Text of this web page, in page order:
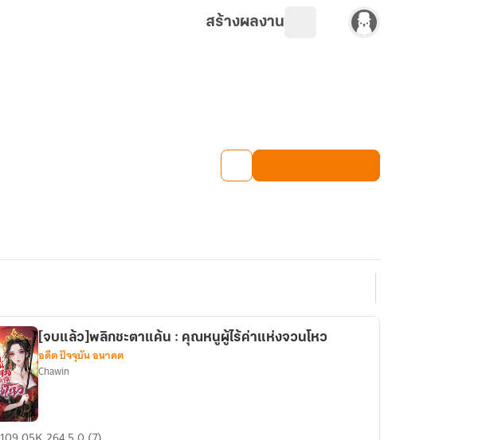
สร้างผลงาน
[จบแล้ว]พลิกชะตาแค้น : คุณหนูผู้ไร้ค่าแห่งจวนโหว
อดีต ปัจจุบัน อนาคต
Chawin